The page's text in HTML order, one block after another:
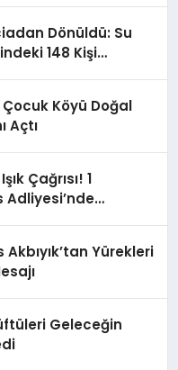
Dönüldü: Su
148 Kişi
Köyü Doğal
Açtı
Çağrısı! 1
Adliyesi’nde
Yürekleri
Geleceğin